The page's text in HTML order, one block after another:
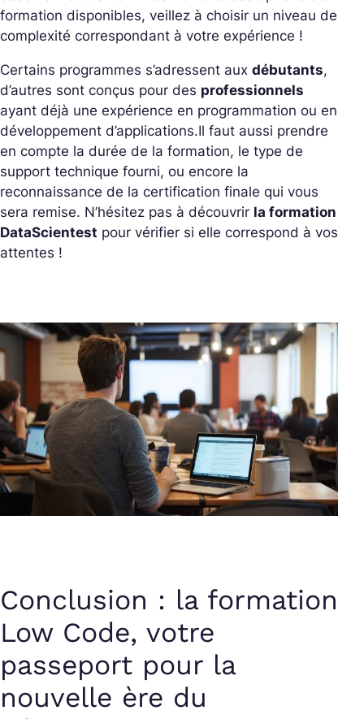
formation disponibles, veillez à choisir un niveau de
complexité correspondant à votre expérience !
Certains programmes s’adressent aux débutants,
d’autres sont conçus pour des professionnels
ayant déjà une expérience en programmation ou en
développement d’applications.Il faut aussi prendre
en compte la durée de la formation, le type de
support technique fourni, ou encore la
reconnaissance de la certification finale qui vous
sera remise. N’hésitez pas à découvrir la formation
DataScientest pour vérifier si elle correspond à vos
attentes !
Conclusion : la formation
Low Code, votre
passeport pour la
nouvelle ère du